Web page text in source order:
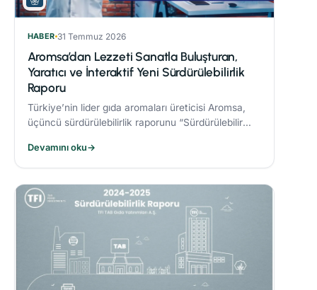
HABER 31 Temmuz 2026
Aromsa’dan Lezzeti Sanatla Buluşturan,
Yaratıcı ve İnteraktif Yeni Sürdürülebilirlik
Raporu
Türkiye’nin lider gıda aromaları üreticisi Aromsa,
üçüncü sürdürülebilirlik raporunu “Sürdürülebilir
Devamını oku→